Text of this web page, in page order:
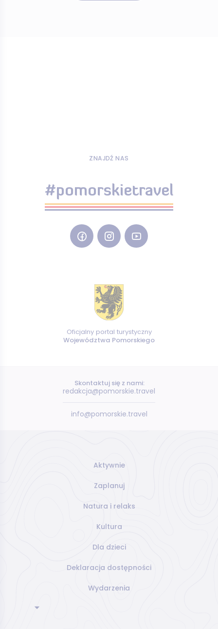
ZNAJDŹ NAS
#pomorskietravel
Oficjalny portal turystyczny
Województwa Pomorskiego
Skontaktuj się z nami:
redakcja@pomorskie.travel
info@pomorskie.travel
Aktywnie
Zaplanuj
Natura i relaks
Kultura
Dla dzieci
Deklaracja dostępności
Wydarzenia